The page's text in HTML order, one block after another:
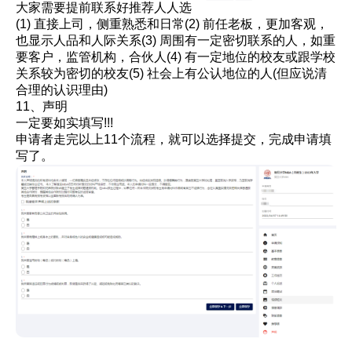
大家需要提前联系好推荐人人选
(1) 直接上司，侧重熟悉和日常(2) 前任老板，更加客观，
也显示人品和人际关系(3) 周围有一定密切联系的人，如重
要客户，监管机构，合伙人(4) 有一定地位的校友或跟学校
关系较为密切的校友(5) 社会上有公认地位的人(但应说清
合理的认识理由)
11、声明
一定要如实填写!!!
申请者走完以上11个流程，就可以选择提交，完成申请填
写了。